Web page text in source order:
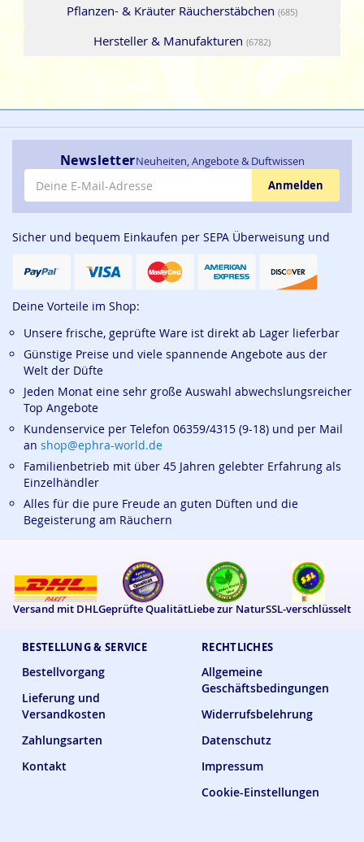
Pflanzen- & Kräuter Räucherstäbchen (685)
Hersteller & Manufakturen (6782)
BESTELLUNG & SERVICE
Bestellvorgang
Lieferung und
Versandkosten
Zahlungsarten
Kontakt
RECHTLICHES
Allgemeine
Geschäftsbedingungen
Widerrufsbelehrung
Datenschutz
Impressum
Cookie-Einstellungen
NewsletterNeuheiten, Angebote & Duftwissen
E-Mail-Adresse
Anmelden
Sicher und bequem Einkaufen per SEPA Überweisung und
Deine Vorteile im Shop:
Unsere frische, geprüfte Ware ist direkt ab Lager lieferbar
Günstige Preise und viele spannende Angebote aus der
Welt der Düfte
Jeden Monat eine sehr große Auswahl abwechslungsreicher
Top Angebote
Kundenservice per Telefon 06359/4315 (9-18) und per Mail
an shop@ephra-world.de
Familienbetrieb mit über 45 Jahren gelebter Erfahrung als
Einzelhändler
Alles für die pure Freude an guten Düften und die
Begeisterung am Räuchern
Versand mit DHLGeprüfte QualitätLiebe zur NaturSSL-verschlüsselt